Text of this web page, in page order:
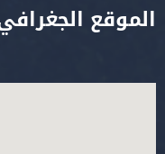
الموقع